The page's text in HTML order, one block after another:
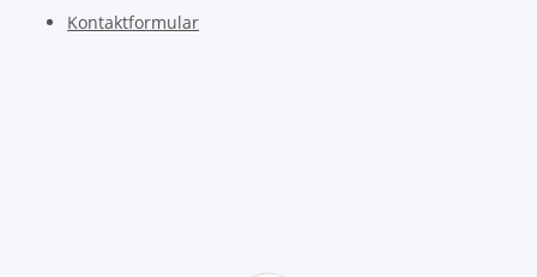
Kontaktformular